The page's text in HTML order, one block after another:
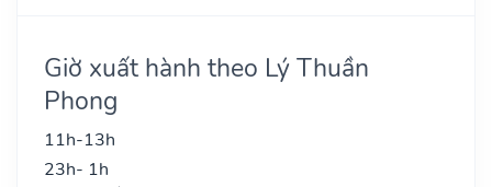
Giờ xuất hành theo Lý Thuần
Phong
11h-13h
23h- 1h